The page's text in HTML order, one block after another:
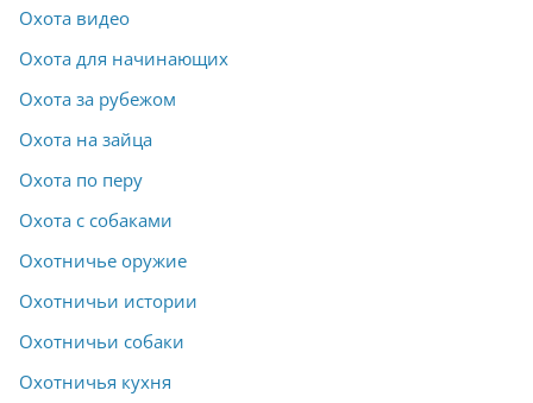
Охота видео
Охота для начинающих
Охота за рубежом
Охота на зайца
Охота по перу
Охота с собаками
Охотничье оружие
Охотничьи истории
Охотничьи собаки
Охотничья кухня